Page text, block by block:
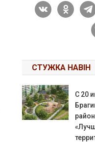
vkontakte
СТУЖКА НАВІН
С 20